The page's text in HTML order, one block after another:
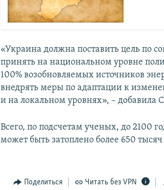
«Украина должна поставить цель по
принять на национальном уровне
100% возобновляемых источников
внедрять меры по адаптации к
и на локальном уровнях», – добавила
Всего, по подсчетам ученых, до 2100
может быть затоплено более 650
Поделиться Читать без VPN